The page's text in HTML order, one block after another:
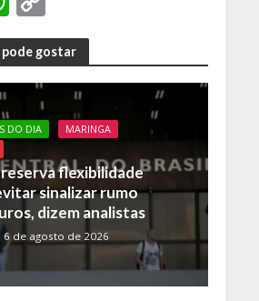
h
at
s
A
p
p
o
p
y
Li
n
k
pode gostar
DO DIA
MARINGA
flexibilidade
sinalizar rumo
dizem analistas
6 de agosto de 2026